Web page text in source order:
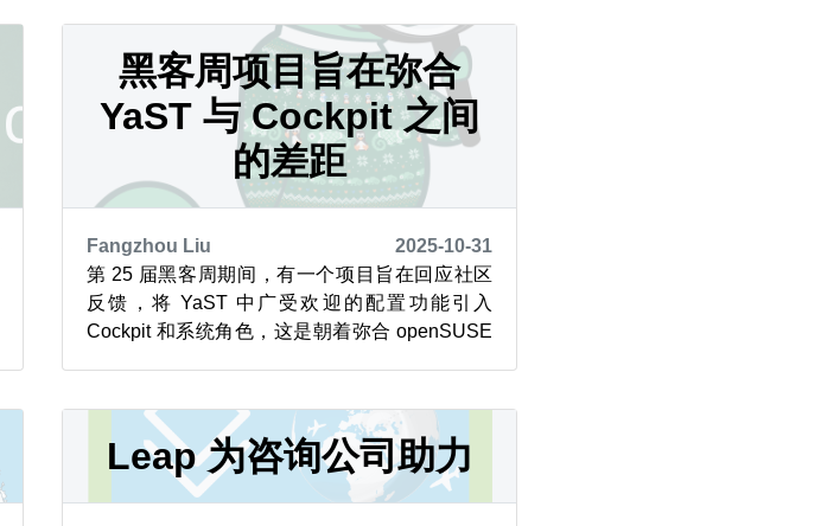
的众多工程师，以及 Linux 和 U-Boot 子系统维
护者，还有许多...
黑客周项目旨在弥合
YaST 与 Cockpit 之间
的差距
Fangzhou Liu
2025-10-31
第 25 届黑客周期间，有一个项目旨在回应社区
反馈，将 YaST 中广受欢迎的配置功能引入
Cockpit 和系统角色，这是朝着弥合 openSUSE
系统角色》（Bring to Cockpit + System Role...
Leap 为咨询公司助力